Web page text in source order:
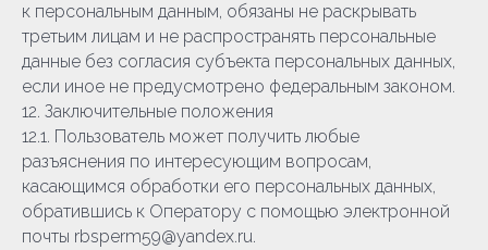
к персональным данным, обязаны не раскрывать
третьим лицам и не распространять персональные
данные без согласия субъекта персональных данных,
если иное не предусмотрено федеральным законом.
12. Заключительные положения
12.1. Пользователь может получить любые
разъяснения по интересующим вопросам,
касающимся обработки его персональных данных,
обратившись к Оператору с помощью электронной
почты rbsperm59@yandex.ru.